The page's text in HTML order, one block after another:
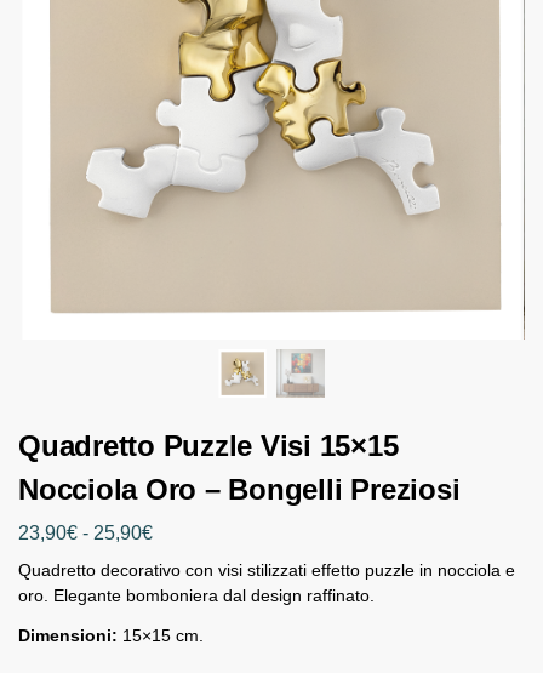
Quadretto Puzzle Visi 15×15
Nocciola Oro – Bongelli Preziosi
23,90€ - 25,90€
Quadretto decorativo con visi stilizzati effetto puzzle in nocciola e
oro. Elegante bomboniera dal design raffinato.
Dimensioni: 15×15 cm.